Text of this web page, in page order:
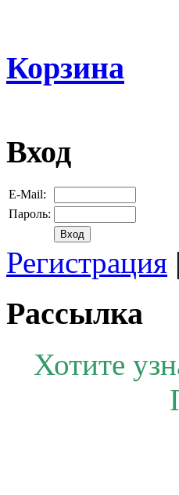
Корзина
Вход
E-Mail:
Пароль:
Регистрация |
Рассылка
Хотите